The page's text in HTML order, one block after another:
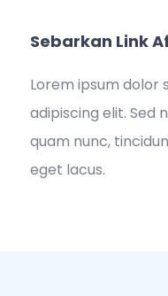
Sebarkan Link
Lorem ipsum
adipiscing elit. Sed
quam nunc,
eget lacus.